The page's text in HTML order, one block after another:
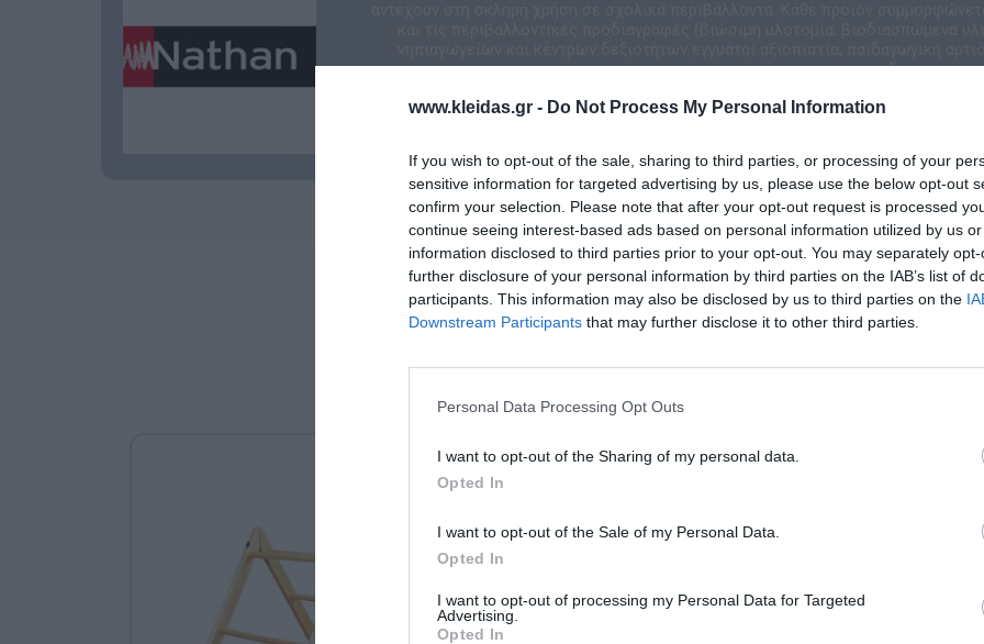
www.kleidas.gr - Do Not Process My Personal Information
If you wish to opt-out of the sale, sharing to third parties, or processing of your
sensitive information for targeted advertising by us, please use the below opt-out
confirm your selection. Please note that after your opt-out request is processed
continue seeing interest-based ads based on personal information utilized by us
information disclosed to third parties prior to your opt-out. You may separately
further disclosure of your personal information by third parties on the IAB’s list of
participants. This information may also be disclosed by us to third parties on the
Downstream Participants that may further disclose it to other third parties.
Personal Data Processing Opt Outs
I want to opt-out of the Sharing of my personal data.
Opted In
I want to opt-out of the Sale of my Personal Data.
Opted In
I want to opt-out of processing my Personal Data for Targeted
Advertising.
Opted In
εκτιμάται από σύγχρονους εκπαιδευτικούς
Σχετικά προϊόντα